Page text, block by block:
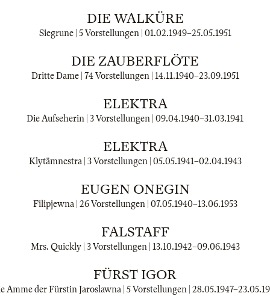
DIE WALKÜRE
Siegrune | 5 Vorstellungen | 01.02.1949–25.05.1951
DIE ZAUBERFLÖTE
Dritte Dame | 74 Vorstellungen | 14.11.1940–23.09.1951
ELEKTRA
Die Aufseherin | 3 Vorstellungen | 09.04.1940–31.03.1941
ELEKTRA
Klytämnestra | 3 Vorstellungen | 05.05.1941–02.04.1943
EUGEN ONEGIN
Filipjewna | 26 Vorstellungen | 07.05.1940–13.06.1953
FALSTAFF
Mrs. Quickly | 3 Vorstellungen | 13.10.1942–09.06.1943
FÜRST IGOR
Amme der Fürstin Jaroslawna | 5 Vorstellungen | 28.05.1947–